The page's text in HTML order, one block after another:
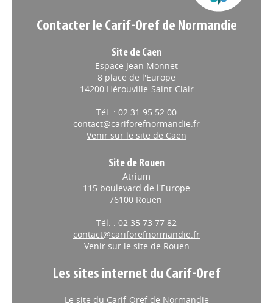
Contacter le Carif-Oref de Normandie
Site de Caen
Espace Jean Monnet
8 place de l'Europe
14200 Hérouville-Saint-Clair
Tél. : 02 31 95 52 00
contact@cariforefnormandie.fr
Venir sur le site de Caen
Site de Rouen
Atrium
115 boulevard de l'Europe
76100 Rouen
Tél. : 02 35 73 77 82
contact@cariforefnormandie.fr
Venir sur le site de Rouen
Les sites internet du Carif-Oref
Le site du Carif-Oref de Normandie